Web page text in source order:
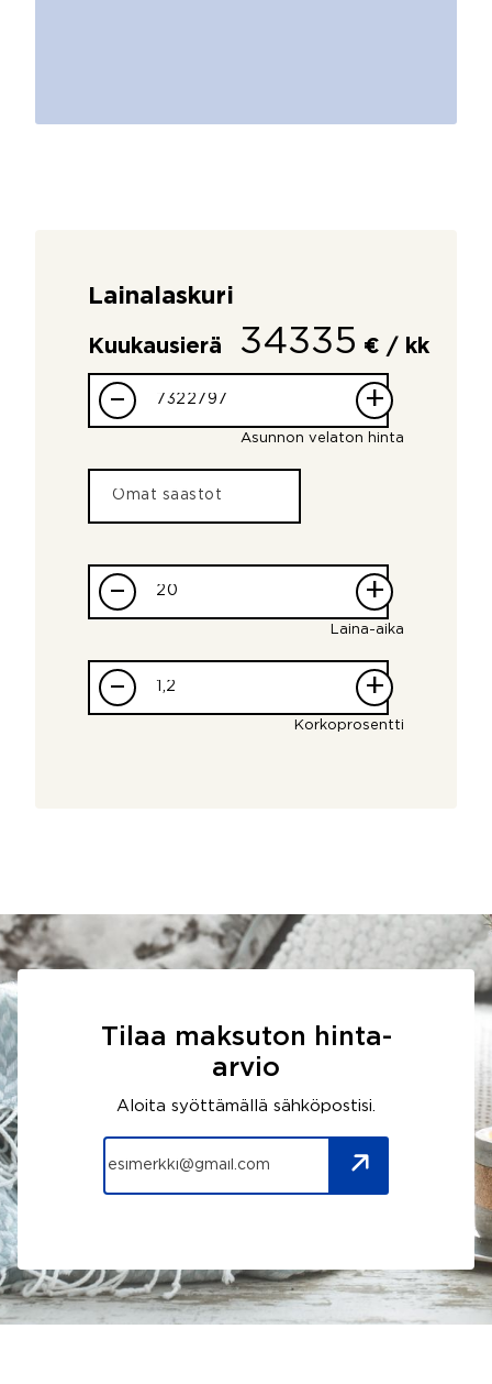
Lainalaskuri
Kuukausierä 34335 € / kk
– +
Asunnon velaton hinta
– +
Laina-aika
– +
Korkoprosentti
Tilaa maksuton hinta-
arvio
Aloita syöttämällä sähköpostisi.